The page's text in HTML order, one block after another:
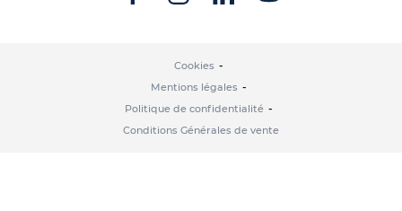
Cookies
Mentions légales
Politique de confidentialité
Conditions Générales de vente